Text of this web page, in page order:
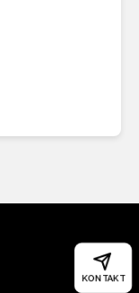
KONTAKT